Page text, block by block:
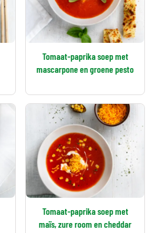
Tomaat-paprika soep met
mascarpone en groene pesto
Tomaat-paprika soep met
maïs, zure room en cheddar